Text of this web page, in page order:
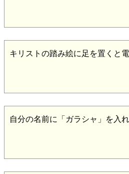
キリストの踏み絵に足を置くと電
自分の名前に「ガラシャ」を入れ